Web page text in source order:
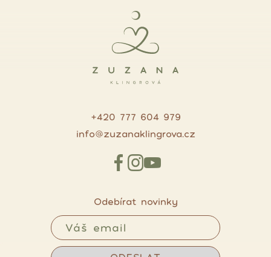
+420 777 604 979
info@zuzanaklingrova.cz
Odebírat novinky